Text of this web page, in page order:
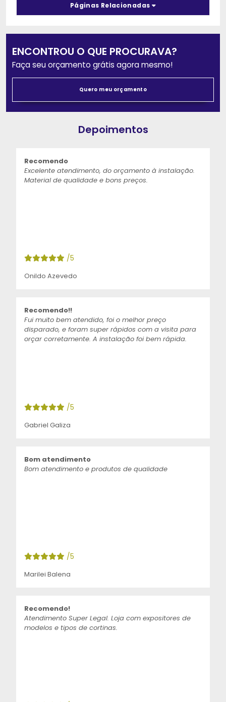
Páginas Relacionadas
ENCONTROU O QUE PROCURAVA?
Faça seu orçamento grátis agora mesmo!
Quero meu orçamento
Depoimentos
Recomendo
Excelente atendimento, do orçamento à instalação.
Material de qualidade e bons preços.
/5
Onildo Azevedo
Recomendo!!
Fui muito bem atendido, foi o melhor preço
disparado, e foram super rápidos com a visita para
orçar corretamente. A instalação foi bem rápida.
/5
Gabriel Galiza
Bom atendimento
Bom atendimento e produtos de qualidade
/5
Marilei Balena
Recomendo!
Atendimento Super Legal. Loja com expositores de
modelos e tipos de cortinas.